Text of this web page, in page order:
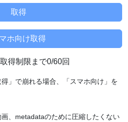
得制限まで0/60回
」で崩れる場合、「スマホ向け」を
、metadataのために圧縮したくない